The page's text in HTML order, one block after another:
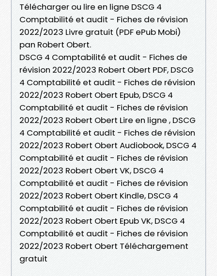
Télécharger ou lire en ligne DSCG 4
Comptabilité et audit - Fiches de révision
2022/2023 Livre gratuit (PDF ePub Mobi)
pan Robert Obert.
DSCG 4 Comptabilité et audit - Fiches de
révision 2022/2023 Robert Obert PDF, DSCG
4 Comptabilité et audit - Fiches de révision
2022/2023 Robert Obert Epub, DSCG 4
Comptabilité et audit - Fiches de révision
2022/2023 Robert Obert Lire en ligne , DSCG
4 Comptabilité et audit - Fiches de révision
2022/2023 Robert Obert Audiobook, DSCG 4
Comptabilité et audit - Fiches de révision
2022/2023 Robert Obert VK, DSCG 4
Comptabilité et audit - Fiches de révision
2022/2023 Robert Obert Kindle, DSCG 4
Comptabilité et audit - Fiches de révision
2022/2023 Robert Obert Epub VK, DSCG 4
Comptabilité et audit - Fiches de révision
2022/2023 Robert Obert Téléchargement
gratuit